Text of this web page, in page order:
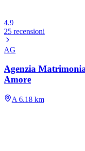
4.9
25 recensioni
AG
Agenzia
Amore
A 6.18 km